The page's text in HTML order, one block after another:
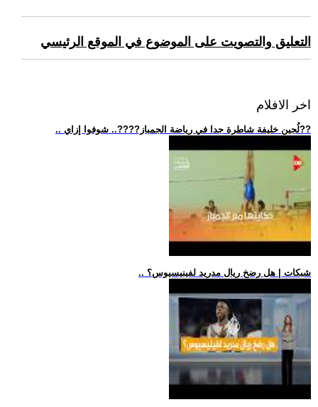
التعليق والتصويت على الموضوع في الموقع الرئيسي
اخر الافلام
.. لُجين خليفة شاطرة جدا في رياضة الجمباز??‍??.. شوفوا إزاي??
.. شبكات | هل رضخ ريال مدريد لفينيسيوس؟